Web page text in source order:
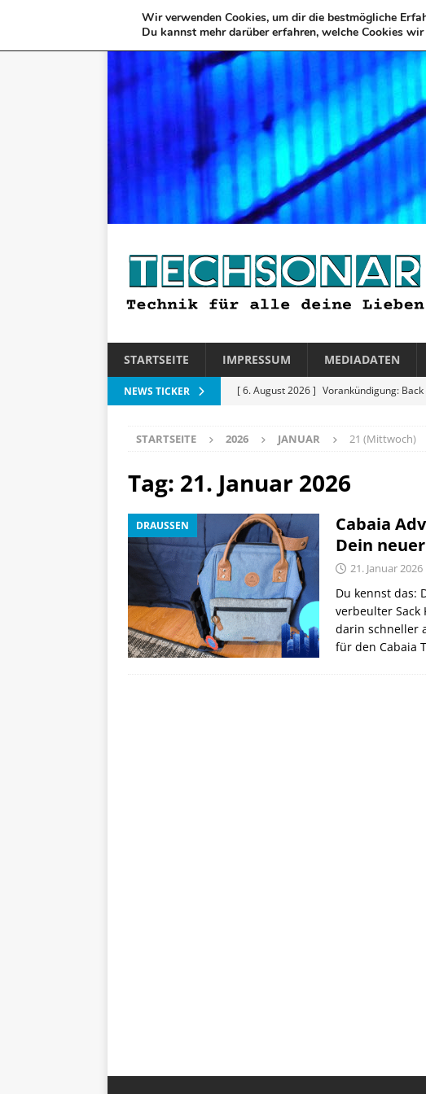
STARTSEITE IMPRESSUM MEDIADATEN
NEWS TICKER [ 6. August 2026 ] Vorankündigung:
alles?
APPLE
[ 5. August 2026 ] Heizkosten sparen:
[ 3. August 2026 ]
Moto G87 im Test:
[ 7. August 2026 ]
STARTSEITE 2026 JANUAR 21 (Mittwoch)
Tag: 21. Januar 2026
DRAUSSEN
Cabaia
Dein
21. Januar 2026
Du kennst das:
verbeulter Sack
darin schneller
für den Cabaia
Wir verwenden Cookies, um dir die bestmögliche
Du kannst mehr darüber erfahren, welche Cookies